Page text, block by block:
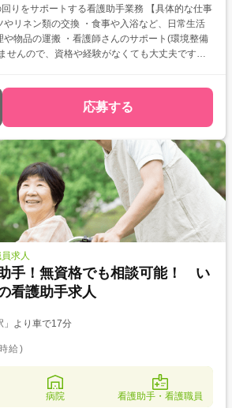
ポートする看護助手業務 【具体的な仕事
やリネン類の交換 ・食事や入浴など、日常生活
物品の運搬 ・看護師さんのサポート(環境整備
応募する
求人
手！無資格でも相談可能！ い
看護助手求人
」より車で17分
給)
病院 看護助手・看護職員